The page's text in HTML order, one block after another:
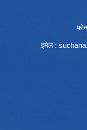
इमेल :